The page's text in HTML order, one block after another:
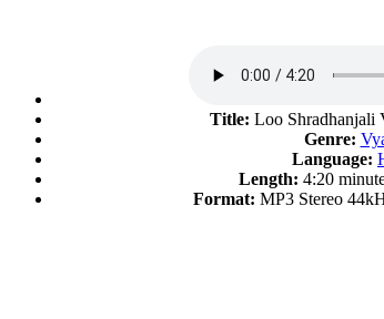
Title: Loo Shradhanjali
Genre:
Language:
Length: 4:20
Format: MP3 Stereo